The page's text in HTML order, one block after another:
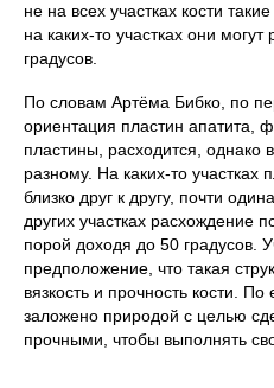
не на всех участках кости
на каких-то участках они
градусов.
По словам Артёма Бибко, по
ориентация пластин
пластины, расходится, однако
разному. На каких-то участках
близко друг к другу, почти
других участках расхождение
порой доходя до 50 градусов.
предположение, что такая
вязкость и прочность кости.
заложено природой с целью
прочными, чтобы выполнять